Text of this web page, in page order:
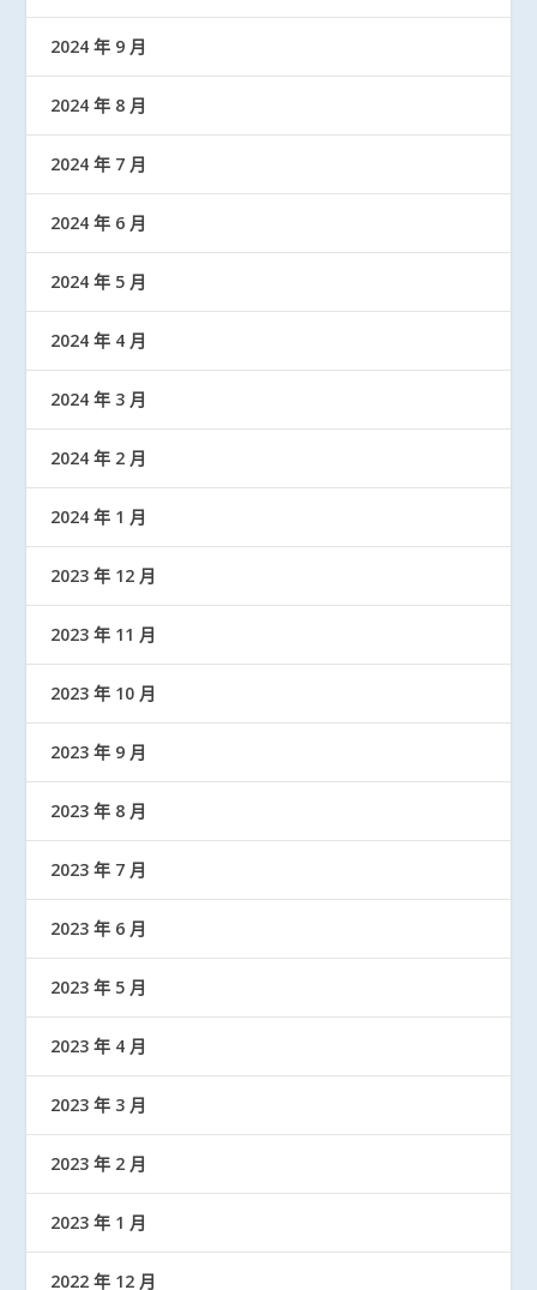
2024 年 9 月
2024 年 8 月
2024 年 7 月
2024 年 6 月
2024 年 5 月
2024 年 4 月
2024 年 3 月
2024 年 2 月
2024 年 1 月
2023 年 12 月
2023 年 11 月
2023 年 10 月
2023 年 9 月
2023 年 8 月
2023 年 7 月
2023 年 6 月
2023 年 5 月
2023 年 4 月
2023 年 3 月
2023 年 2 月
2023 年 1 月
2022 年 12 月